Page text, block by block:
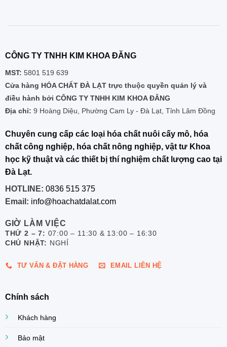
CÔNG TY TNHH KIM KHOA ĐĂNG
MST: 5801 519 639
Cửa hàng HÓA CHẤT ĐÀ LẠT trực thuộc quyền quản lý và
điều hành bởi CÔNG TY TNHH KIM KHOA ĐĂNG
Địa chỉ: 9 Hoàng Diệu, Phường Cam Ly - Đà Lạt, Tỉnh Lâm Đồng
Chuyên cung cấp các loại hóa chất nuôi cấy mô, hóa
chất công nghiệp, hóa chất nông nghiệp, vật tư Khoa
học kỹ thuật và các thiết bị thí nghiệm chất lượng cao tại
Đà Lạt.
HOTLINE: 0836 515 375
Email: info@hoachatdalat.com
GIỜ LÀM VIỆC
THỨ 2 – 7: 07:00 – 11:30 & 13:00 – 16:30
CHỦ NHẬT: NGHỈ
TƯ VẤN & ĐẶT HÀNG EMAIL LIÊN HỆ
Chính sách
Khách hàng
Bảo mật